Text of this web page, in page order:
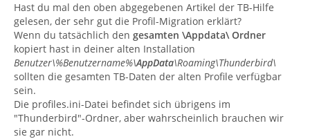
Hast du mal den oben abgegebenen Artikel der TB-Hilfe
gelesen, der sehr gut die Profil-Migration erklärt?
Wenn du tatsächlich den gesamten \Appdata\ Ordner
kopiert hast in deiner alten Installation
Benutzer\%Benutzername%\AppData\Roaming\Thunderbird\
sollten die gesamten TB-Daten der alten Profile verfügbar
sein.
Die profiles.ini-Datei befindet sich übrigens im
"Thunderbird"-Ordner, aber wahrscheinlich brauchen wir
sie gar nicht.